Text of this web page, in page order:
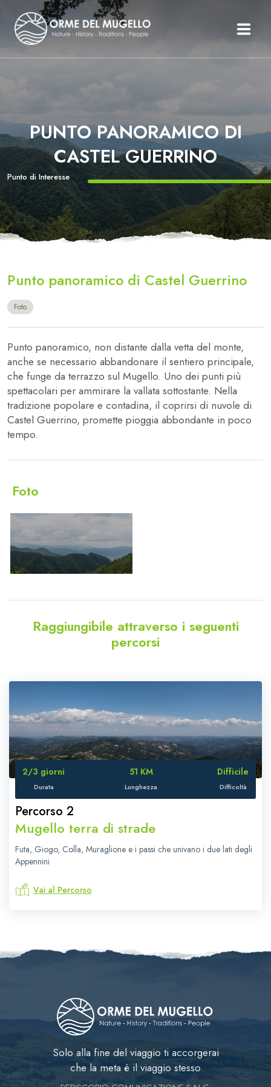
Itinerari
Organizza Il Tuo Mugello
Storie
Testimonianze
News Ed Eventi
Inglese
PUNTO PANORAMICO DI
CASTEL GUERRINO
Punto di Interesse
Punto panoramico di Castel Guerrino
Foto
Punto panoramico, non distante dalla vetta del monte,
anche se necessario abbandonare il sentiero principale,
che funge da terrazzo sul Mugello. Uno dei punti più
spettacolari per ammirare la vallata sottostante. Nella
tradizione popolare e contadina, il coprirsi di nuvole di
Castel Guerrino, promette pioggia abbondante in poco
tempo.
Foto
Raggiungibile attraverso i seguenti
percorsi
Percorso 2
Mugello terra di strade
Durata
2/3 giorni
Lunghezza
51 KM
Difficoltà
Difficile
Futa, Giogo, Colla, Muraglione e i passi che univano i due lati degli
Appennini
Vai al Percorso
Solo alla fine del viaggio ti accorgerai
che la meta è il viaggio stesso